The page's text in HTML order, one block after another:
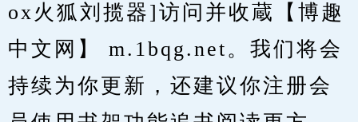
ox火狐刘揽器]访问并收蔵【博趣
中文网】 m.1bqg.net。我们将会
持续为你更新，还建议你注册会